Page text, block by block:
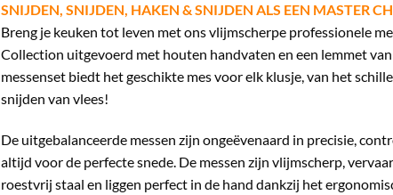
SNIJDEN, SNIJDEN, HAKEN & SNIJDEN ALS EEN MASTER
Breng je keuken tot leven met ons vlijmscherpe professionele
Collection uitgevoerd met houten handvaten en een lemmet van
messenset biedt het geschikte mes voor elk klusje, van het
snijden van vlees!
De uitgebalanceerde messen zijn ongeëvenaard in precisie,
altijd voor de perfecte snede. De messen zijn vlijmscherp,
roestvrij staal en liggen perfect in de hand dankzij het